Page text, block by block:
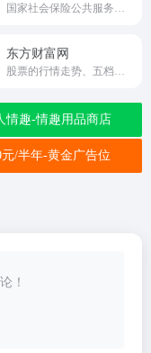
东方财富网
情趣-情趣用品商店
元/半年-黄金广告位
！